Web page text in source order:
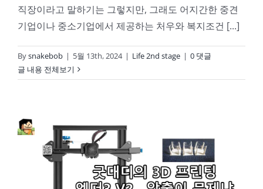
직장이라고 말하기는 그렇지만, 그래도 어지간한 중견
기업이나 중소기업에서 제공하는 처우와 복지조건 [...]
Bysnakebob | 5월 13th, 2024 | Life 2nd stage | 0 댓글
글 내용 전체보기